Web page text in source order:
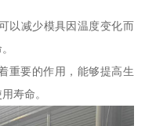
以减少模具因温度变化而
重要的作用，能够提高生
寿命。